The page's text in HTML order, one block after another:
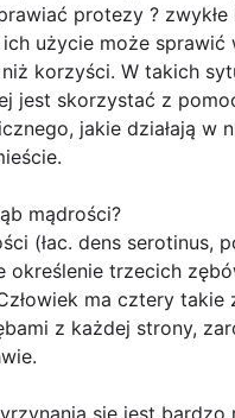
protezy ? zwykłe
użycie może sprawić
korzyści. W takich
jest skorzystać z
jakie działają w
mądrości?
(łac. dens serotinus,
określenie trzecich
ma cztery takie
z każdej strony,